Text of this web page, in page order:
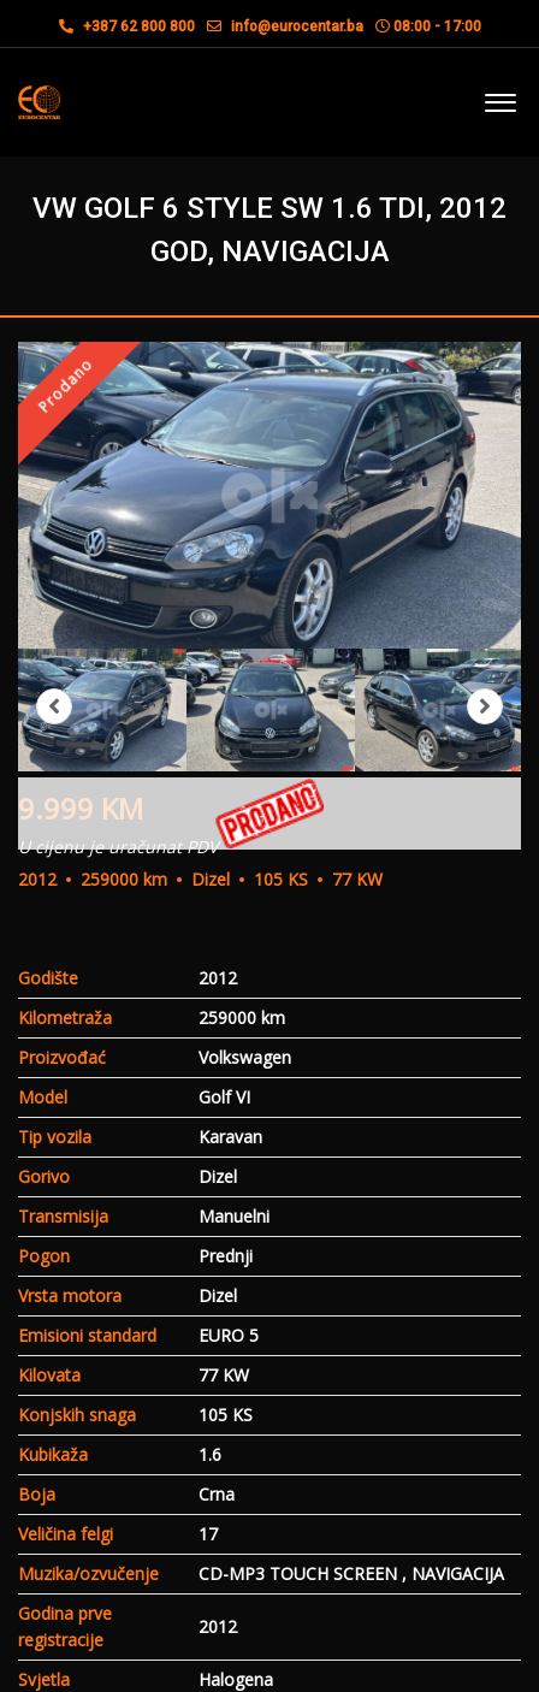
+387 62 800 800 info@eurocentar.ba 08:00 - 17:00
VW GOLF 6 STYLE SW 1.6 TDI, 2012
GOD, NAVIGACIJA
Prodano
9.999 KM
U cijenu je uračunat PDV
2012
259000 km Dizel 105 KS 77 KW
Godište
2012
Kilometraža
259000 km
Proizvođać
Volkswagen
Model
Golf VI
Tip vozila
Karavan
Gorivo
Dizel
Transmisija
Manuelni
Pogon
Prednji
Vrsta motora
Dizel
Emisioni standard
EURO 5
Kilovata
77 KW
Konjskih snaga
105 KS
Kubikaža
1.6
Boja
Crna
Veličina felgi
17
Muzika/ozvučenje
CD-MP3 TOUCH SCREEN , NAVIGACIJA
Godina prve
registracije
2012
Svjetla
Halogena